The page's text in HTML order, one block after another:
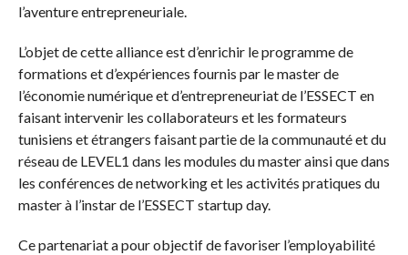
l’aventure entrepreneuriale.
L’objet de cette alliance est d’enrichir le programme de
formations et d’expériences fournis par le master de
l’économie numérique et d’entrepreneuriat de l’ESSECT en
faisant intervenir les collaborateurs et les formateurs
tunisiens et étrangers faisant partie de la communauté et du
réseau de LEVEL1 dans les modules du master ainsi que dans
les conférences de networking et les activités pratiques du
master à l’instar de l’ESSECT startup day.
Ce partenariat a pour objectif de favoriser l’employabilité